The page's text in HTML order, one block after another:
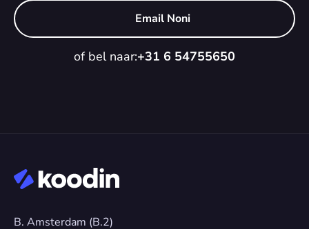
Email Noni
of bel naar:+31 6 54755650
B. Amsterdam (B.2)